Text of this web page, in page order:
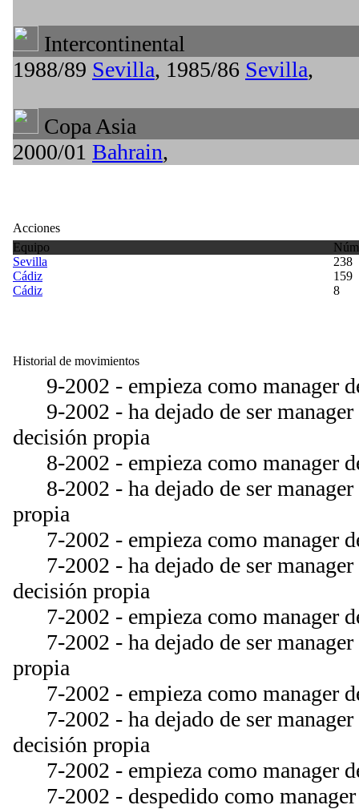
Intercontinental
1988/89 Sevilla, 1985/86 Sevilla,
Copa Asia
2000/01 Bahrain,
Acciones
Equipo
Sevilla
238
Cádiz
159
Cádiz
8
Historial de movimientos
9-2002 - empieza como manager
9-2002 - ha dejado de ser manager
decisión propia
8-2002 - empieza como manager
8-2002 - ha dejado de ser manager
propia
7-2002 - empieza como manager
7-2002 - ha dejado de ser manager
decisión propia
7-2002 - empieza como manager
7-2002 - ha dejado de ser manager
propia
7-2002 - empieza como manager
7-2002 - ha dejado de ser manager
decisión propia
7-2002 - empieza como manager
7-2002 - despedido como